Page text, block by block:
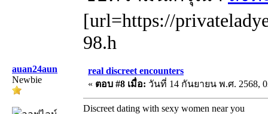
[url=https://
98.h
auan24aun
Newbie
real discreet encounters
« ตอบ #8 เมื่อ: วันที่ 14 กันยายน พ.ศ. 2568,
Discreet dating with sexy women near you